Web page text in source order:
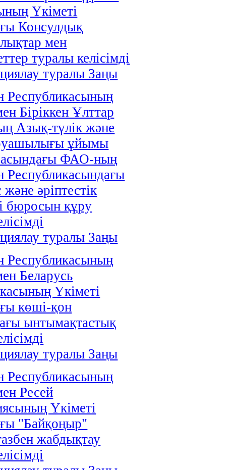
Үкіметі
Консулдық
мен
туралы келісімді
туралы Заңы
Республикасының
Біріккен Ұлттар
Азық-түлік және
ұйымы
ФАО-ның
Республикасындағы
әріптестік
бюросын құру
туралы Заңы
Республикасының
Беларусь
Үкіметі
көші-қон
ынтымақтастық
туралы Заңы
Республикасының
Ресей
Үкіметі
"Байқоңыр"
жабдықтау